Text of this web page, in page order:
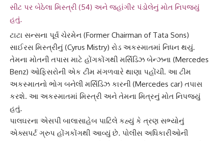
સીટ પર બેઠેલા મિસ્ત્રી (54) અને જહાંગીર પંડોલેનું મોત નિપજ્યું
હતું.
ટાટા સન્સના પૂર્વ ચેરમેન (Former Chairman of Tata Sons)
સાઈરસ મિસ્ત્રીનું (Cyrus Mistry) રોડ અકસ્માતમાં નિધન થયું.
તેમના મોતની તપાસ માટે હોંગકોંગથી મર્સિડિઝ બેન્ઝના (Mercedes
Benz) ઓફિસરોની એક ટીમ મંગળવારે થાણા પહોંચી. આ ટીમ
અકસ્માતનો ભોગ બનેલી મર્સિડિઝ કારની (Mercedes car) તપાસ
કરશે. આ અકસ્માતમાં મિસ્ત્રી અને તેમના મિત્રનું મોત નિપજ્યું
હતું.
પાલઘરના એસપી બાલાસાહેબ પાટિલે કહ્યું કે ત્રણ સભ્યોનું
એક્સપર્ટ ગ્રુપ હોંગકોંગથી આવ્યું છે. પોલીસ અધિકારીઓની